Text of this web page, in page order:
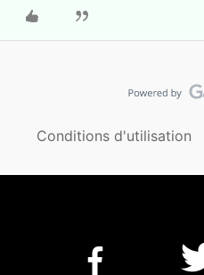
Conditions d'utilisation